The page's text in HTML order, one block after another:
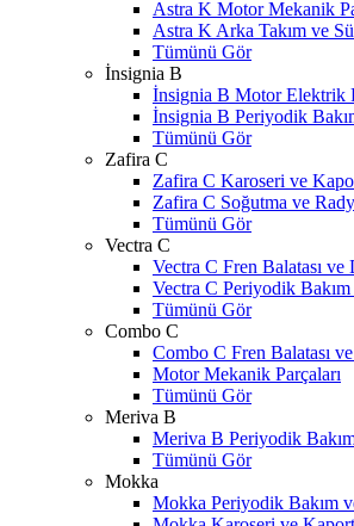
Astra K Motor Mekanik
Astra K Arka Takım ve
Tümünü Gör
İnsignia B
İnsignia B Motor Elektrik
İnsignia B Periyodik
Tümünü Gör
Zafira C
Zafira C Karoseri ve
Zafira C Soğutma ve
Tümünü Gör
Vectra C
Vectra C Fren Balatası ve
Vectra C Periyodik
Tümünü Gör
Combo C
Combo C Fren Balatası
Motor Mekanik Parçaları
Tümünü Gör
Meriva B
Meriva B Periyodik
Tümünü Gör
Mokka
Mokka Periyodik Bakım